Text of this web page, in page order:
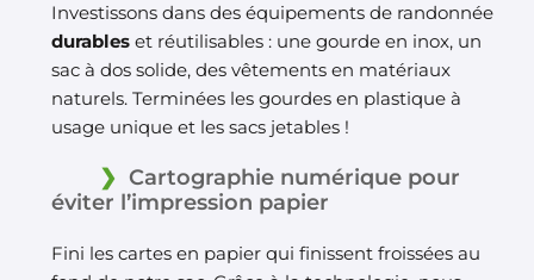
Investissons dans des équipements de randonnée
durables et réutilisables : une gourde en inox, un
sac à dos solide, des vêtements en matériaux
naturels. Terminées les gourdes en plastique à
usage unique et les sacs jetables !
Cartographie numérique pour
éviter l’impression papier
Fini les cartes en papier qui finissent froissées au